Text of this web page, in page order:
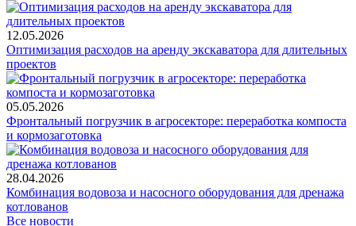
12.05.2026
Оптимизация расходов на аренду экскаватора для длительных
проектов
05.05.2026
Фронтальный погрузчик в агросекторе: переработка компоста
и кормозаготовка
28.04.2026
Комбинация водовоза и насосного оборудования для дренажа
котлованов
Все новости